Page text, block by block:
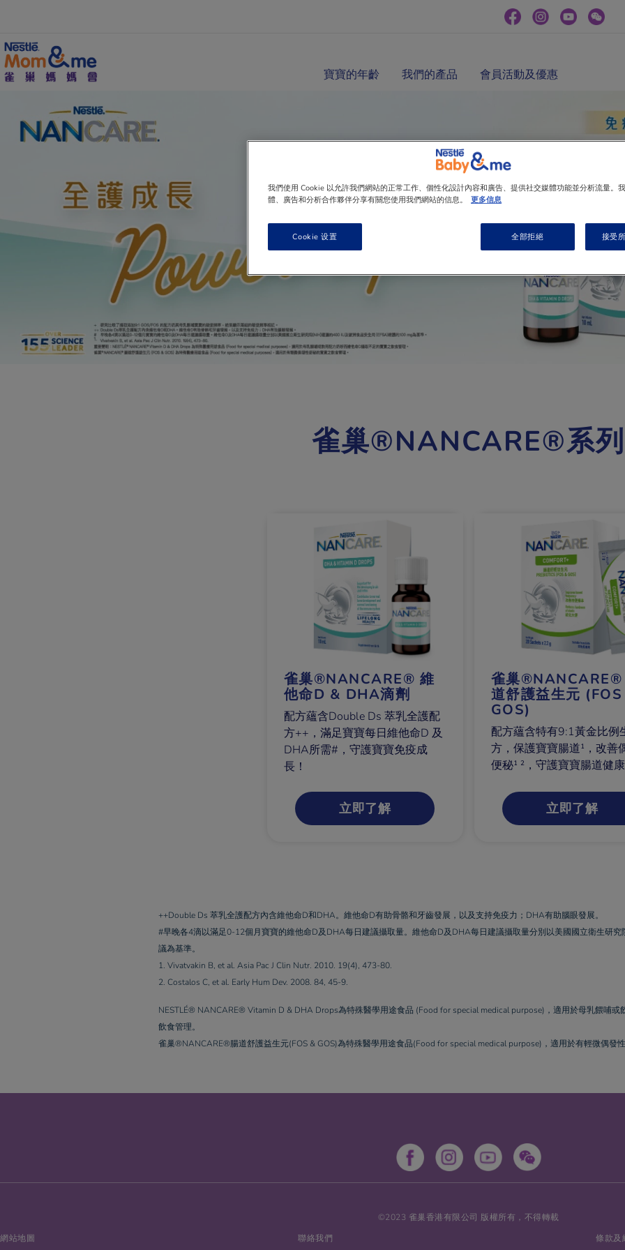
主
內
容
寶寶的年齡 我們的產品
會員活動及優惠
雀巢®NANCARE®系列
雀巢®NANCARE® 維
他命D & DHA滴劑
配方蘊含Double Ds 萃乳全護配
方++，滿足寶寶每日維他命D 及
DHA所需#，守護寶寶免疫成
長！
立即了解
雀巢®NANCARE®
道舒護益生元
GOS)
配方蘊含特有9:1黃金比例
方，保護寶寶腸道¹，改善
便秘¹ ²，守護寶寶腸道健
立即了解
++Double Ds 萃乳全護配方內含維他命D和DHA。維他命D有助骨骼和牙齒發展，以及支持免疫力；DHA有助腦眼發展。
#早晚各4滴以滿足0-12個月寶寶的維他命D及DHA每日建議攝取量。維他命D及DHA每日建議攝取量分別以美國國立衛生研究
議為基準。
1. Vivatvakin B, et al. Asia Pac J Clin Nutr. 2010. 19(4), 473-80.
2. Costalos C, et al. Early Hum Dev. 2008. 84, 45-9.
NESTLÉ® NANCARE® Vitamin D & DHA Drops為特殊醫學用途食品 (Food for special medical purpose)，適用於母乳餵哺或
飲食管理。
雀巢®NANCARE®腸道舒護益生元(FOS & GOS)為特殊醫學用途食品(Food for special medical purpose)，適用於有輕微偶發
©2023 雀巢香港有限公司 版權所有，不得轉載
網站地圖
聯絡我們 條款及
我們使用 Cookie 以允許我們網站的正常工作、個性化設計內容和廣告、提供社交媒體功能並分析流量。
體、廣告和分析合作夥伴分享有關您使用我們網站的信息。
更多信息
全部拒絕 接受
Cookie 设置